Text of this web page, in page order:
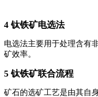
4 钛铁矿电选法
电选法主要用于处理含有
矿效率。
5 钛铁矿联合流程
矿石的选矿工艺是由其自